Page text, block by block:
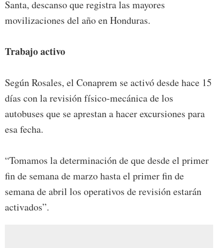
Santa, descanso que registra las mayores
movilizaciones del año en Honduras.
Trabajo activo
Según Rosales, el Conaprem se activó desde hace 15
días con la revisión físico-mecánica de los
autobuses que se aprestan a hacer excursiones para
esa fecha.
“Tomamos la determinación de que desde el primer
fin de semana de marzo hasta el primer fin de
semana de abril los operativos de revisión estarán
activados”.